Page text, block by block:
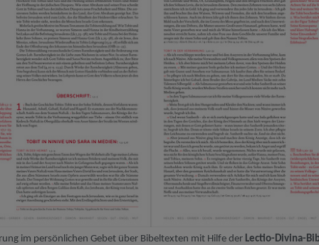
im persönlichen Gebet über Bibeltexten mit Hilfe der Lectio- Divina-